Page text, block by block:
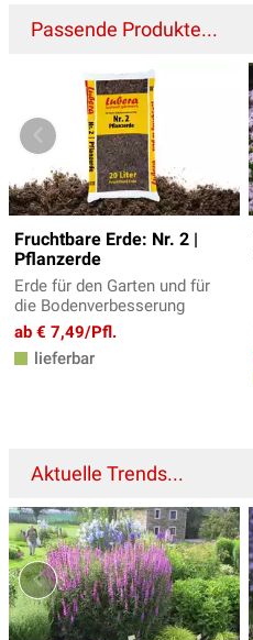
Passende Produkte...
Fruchtbare Erde: Nr. 2 |
Pflanzerde
Erde für den Garten und für
die Bodenverbesserung
ab € 7,49/Pfl.
lieferbar
Aktuelle Trends...